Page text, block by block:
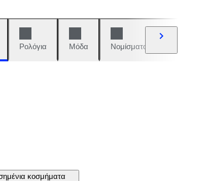
Ρολόγια Μόδα Νομίσματα και
κοσμήματα